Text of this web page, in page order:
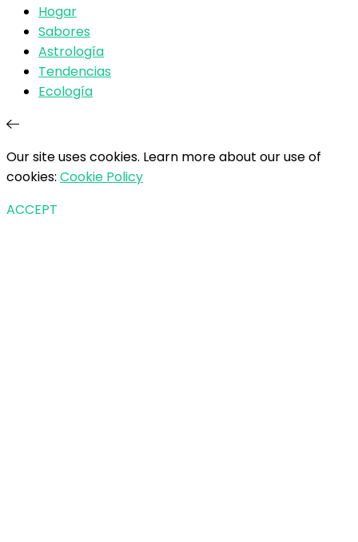
Hogar
Sabores
Astrología
Tendencias
Ecología
Our site uses cookies. Learn more about our use of
cookies: Cookie Policy
ACCEPT